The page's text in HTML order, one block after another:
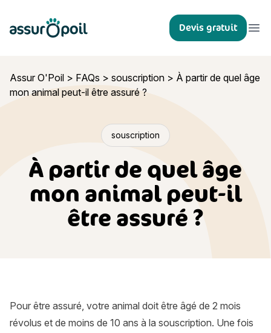
Assur O'Poil Devis gratuit
Assur O'Poil > FAQs > souscription > À partir de quel âge
mon animal peut-il être assuré ?
souscription
À partir de quel âge
mon animal peut-il
être assuré ?
À partir de quel âge mon animal peut-il être assuré ?
Pour être assuré, votre animal doit être âgé de 2 mois
révolus et de moins de 10 ans à la souscription. Une fois